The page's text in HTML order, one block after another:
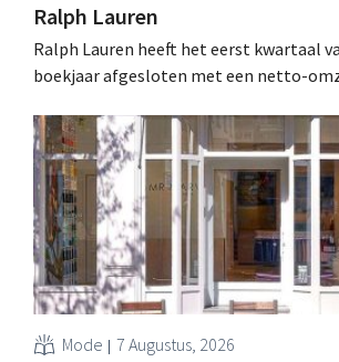
Ralph Lauren
Ralph Lauren heeft het eerst kwartaal
boekjaar afgesloten met een netto-
is dan een jaar eerder. Na die beter dan
verhoogt het bedrijf ook zijn
volledige boekjaar.
Mode 7 Augustus, 2026